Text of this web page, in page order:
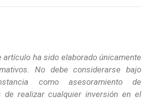
artículo ha sido elaborado únicamente
No debe considerarse bajo
como asesoramiento de
de realizar cualquier inversión en el